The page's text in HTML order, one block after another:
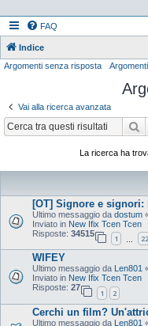
FAQ
Indice
Argomenti senza risposta
Vai alla ricerca avanzata
La ricerca ha
[OT] Signore e signori:
Ultimo messaggio da dostum
Inviato in New Ifix Tcen Tcen
Risposte: 34515
1
WIFEY
Ultimo messaggio da Len801
Inviato in New Ifix Tcen Tcen
Risposte: 27
1 2
Cerchi un film?
Ultimo messaggio da Len801